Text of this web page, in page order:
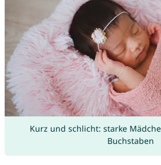
Kurz und schlicht: starke
Buchstaben